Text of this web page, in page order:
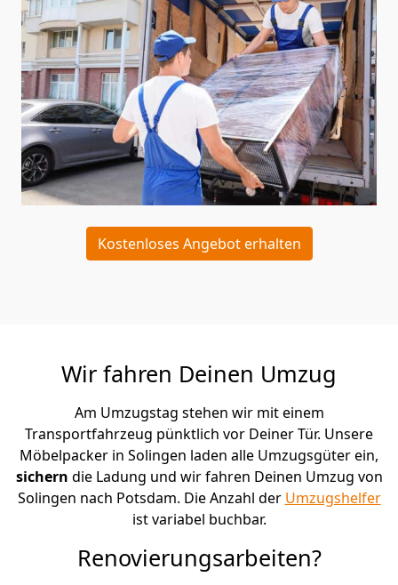
Kostenloses Angebot erhalten
Wir fahren Deinen Umzug
Am Umzugstag stehen wir mit einem
Transportfahrzeug pünktlich vor Deiner Tür. Unsere
Möbelpacker in Solingen laden alle Umzugsgüter ein,
sichern die Ladung und wir fahren Deinen Umzug von
Solingen nach Potsdam. Die Anzahl der Umzugshelfer
ist variabel buchbar.
Renovierungsarbeiten?